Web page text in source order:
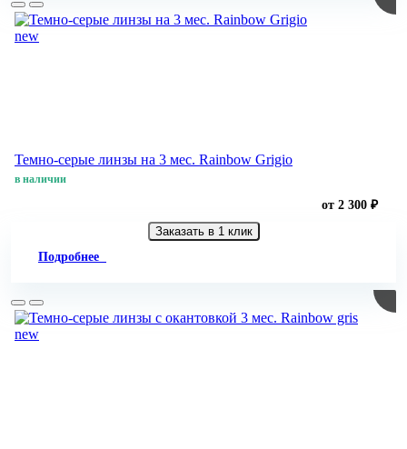
new
Темно-серые линзы на 3 мес. Rainbow Grigio
в наличии
от 2 300 ₽
Заказать в 1 клик
Подробнее
new